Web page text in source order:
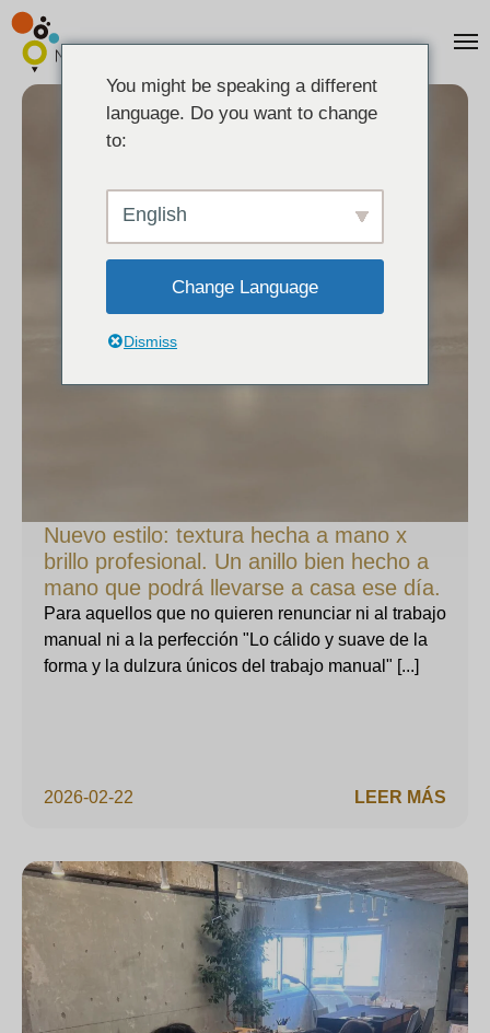
Nuevo estilo: textura hecha a mano x
brillo profesional. Un anillo bien hecho a
mano que podrá llevarse a casa ese día.
2026-02-22
Para aquellos que no quieren renunciar ni al trabajo
manual ni a la perfección "Lo cálido y suave de la
forma y la dulzura únicos del trabajo manual" [...]
LEER MÁS
You might be speaking a different
language. Do you want to change
to:
English
Change Language
Dismiss